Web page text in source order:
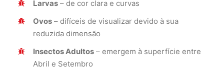
Larvas – de cor clara e curvas
Ovos – difíceis de visualizar devido à sua
reduzida dimensão
Insectos Adultos – emergem à superfície entre
Abril e Setembro